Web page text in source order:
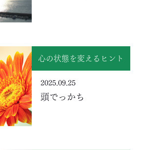
心の状態を変えるヒント
2025.09.25
頭でっかち